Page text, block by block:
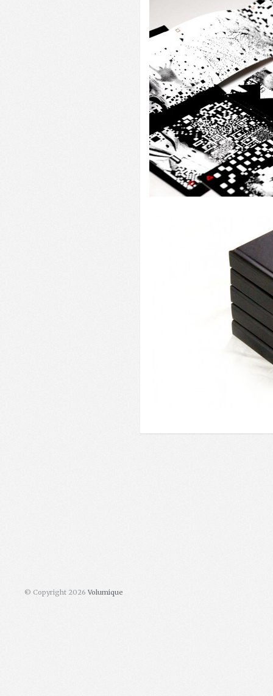
© Copyright 2026 Volumique